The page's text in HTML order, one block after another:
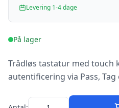
Levering 1-4 dage
På lager
Trådløs tastatur med touch
autentificering via Pass,